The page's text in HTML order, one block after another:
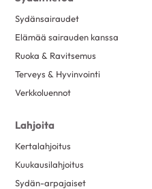
Sydänsairaudet
Elämää sairauden kanssa
Ruoka & Ravitsemus
Terveys & Hyvinvointi
Verkkoluennot
Lahjoita
Kertalahjoitus
Kuukausilahjoitus
Sydän-arpajaiset